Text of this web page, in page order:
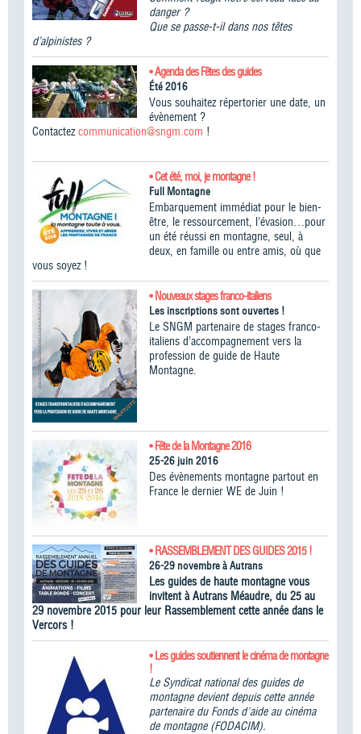
danger ?
Que se passe-t-il dans nos têtes
d’alpinistes ?
• Agenda des Fêtes des guides
Été 2016
Vous souhaitez répertorier une date, un
évènement ?
Contactezcommunication@sngm.com !
• Cet été, moi, je montagne !
Full Montagne
Embarquement immédiat pour le bien-
être, le ressourcement, l’évasion…pour
un été réussi en montagne, seul, à
deux, en famille ou entre amis, où que
vous soyez !
• Nouveaux stages franco-italiens
Les inscriptions sont ouvertes !
Le SNGM partenaire de stages franco-
italiens d’accompagnement vers la
profession de guide de Haute
Montagne.
• Fête de la Montagne 2016
25-26 juin 2016
Des évènements montagne partout en
France le dernier WE de Juin !
• RASSEMBLEMENT DES GUIDES 2015 !
26-29 novembre à Autrans
Les guides de haute montagne vous
invitent à Autrans Méaudre, du 25 au
29 novembre 2015 pour leur Rassemblement cette année dans le
Vercors !
• Les guides soutiennent le cinéma de montagne
!
Le Syndicat national des guides de
montagne devient depuis cette année
partenaire du Fonds d'aide au cinéma
de montagne (FODACIM).